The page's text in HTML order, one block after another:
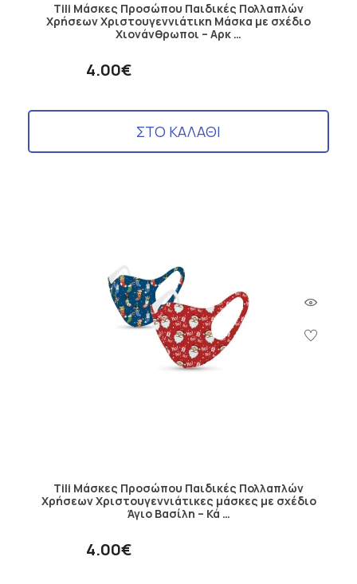
Tili Μάσκες Προσώπου Παιδικές Πολλαπλών
Χρήσεων Χριστουγεννιάτικη Μάσκα με σχέδιο
Χιονάνθρωποι – Αρκ …
4.00€
ΣΤΟ ΚΑΛΑΘΙ
Tili Μάσκες Προσώπου Παιδικές Πολλαπλών
Χρήσεων Χριστουγεννιάτικες μάσκες με σχέδιο
Άγιο Βασίλη – Κά …
4.00€